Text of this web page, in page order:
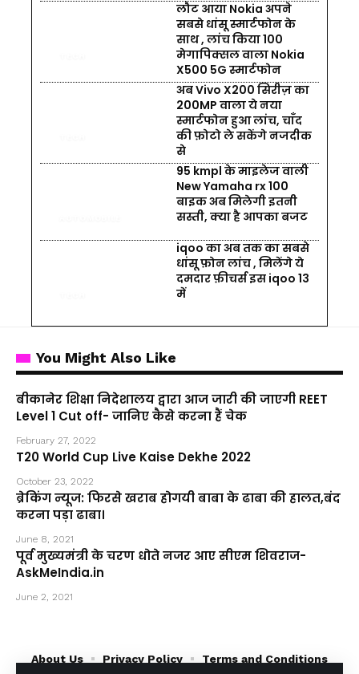
लौट आया Nokia अपने
सबसे धांसू स्मार्टफोन के
साथ , लांच किया 100
मेगापिक्सल वाला Nokia
X500 5G स्मार्टफोन
अब Vivo X200 सिरीज़ का
200MP वाला ये नया
स्मार्टफोन हुआ लांच, चाँद
की फ़ोटो ले सकेंगे नजदीक
से
95 kmpl के माइलेज वाली
New Yamaha rx 100
बाइक अब मिलेगी इतनी
सस्ती, क्या है आपका बजट
iqoo का अब तक का सबसे
धांसू फ़ोन लांच , मिलेंगे ये
दमदार फ़ीचर्स इस iqoo 13
में
You Might Also Like
बीकानेर शिक्षा निदेशालय द्वारा आज जारी की जाएगी REET
Level 1 Cut off- जानिए कैसे करना हैं चेक
February 27, 2022
T20 World Cup Live Kaise Dekhe 2022
October 23, 2022
ब्रेकिंग न्यूज: फिरसे खराब होगयी बाबा के ढाबा की हालत,बंद
करना पड़ा ढाबा।
June 8, 2021
पूर्व मुख्यमंत्री के चरण धोते नजर आए सीएम शिवराज-
AskMeIndia.in
June 2, 2021
About Us Privacy Policy
Terms and Conditions